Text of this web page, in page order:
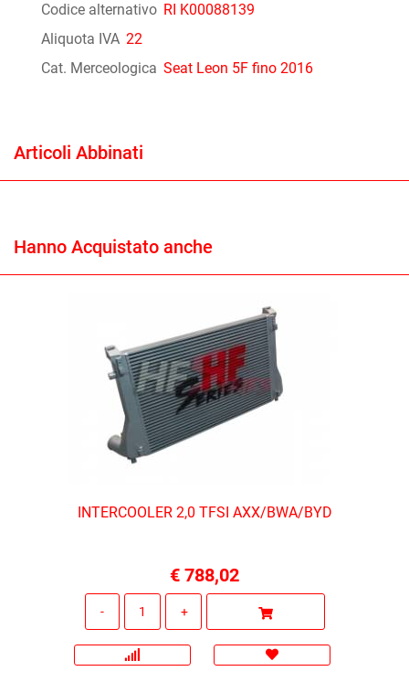
Codice alternativo RI K00088139
Aliquota IVA 22
Cat. Merceologica Seat Leon 5F fino 2016
Articoli Abbinati
Hanno Acquistato anche
INTERCOOLER 2,0 TFSI AXX/BWA/BYD
€ 788,02